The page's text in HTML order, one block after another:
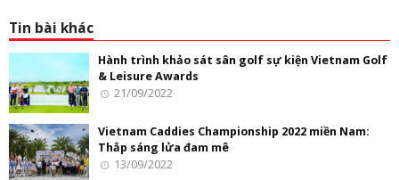
Tin bài khác
Hành trình khảo sát sân golf sự kiện Vietnam Golf
& Leisure Awards
21/09/2022
Vietnam Caddies Championship 2022 miền Nam:
Thắp sáng lửa đam mê
13/09/2022